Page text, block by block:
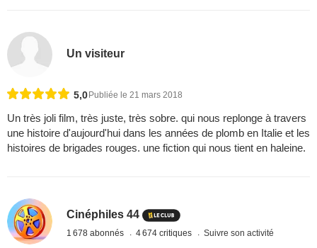
Un visiteur
5,0 Publiée le 21 mars 2018
Un très joli film, très juste, très sobre. qui nous replonge à travers
une histoire d'aujourd'hui dans les années de plomb en Italie et les
histoires de brigades rouges. une fiction qui nous tient en haleine.
Cinéphiles 44
1 678 abonnés 4 674 critiques Suivre son activité